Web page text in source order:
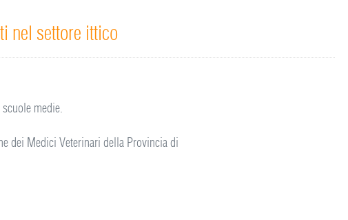
nel settore ittico
medie.
dei Medici Veterinari della Provincia di